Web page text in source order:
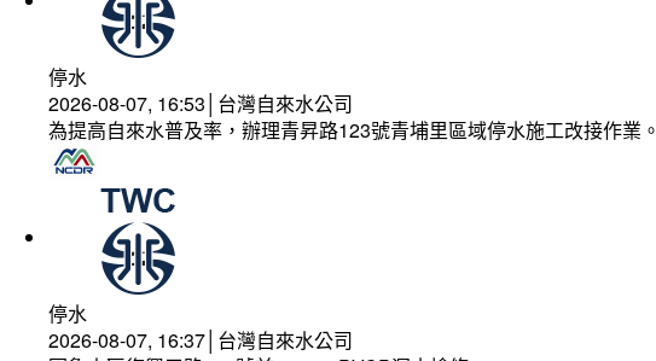
停水
2026-08-07, 16:53│台灣自來水公司
為提高自來水普及率，辦理青昇路123號青埔里區域停水施工改接作業。
停水
2026-08-07, 16:37│台灣自來水公司